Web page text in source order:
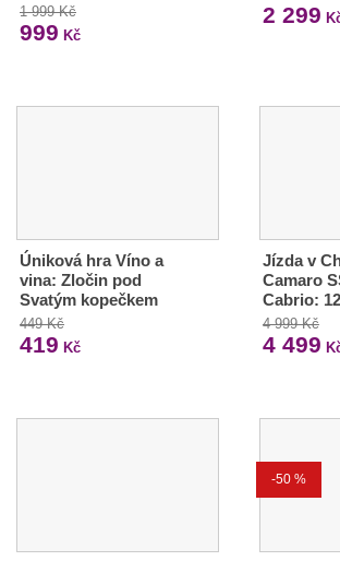
1 999 Kč
999 Kč
2 299
Úniková hra Víno a
vina: Zločin pod
Svatým kopečkem
449 Kč
419 Kč
Jízda v
Camaro
Cabrio:
4 999 Kč
4 499
-50 %